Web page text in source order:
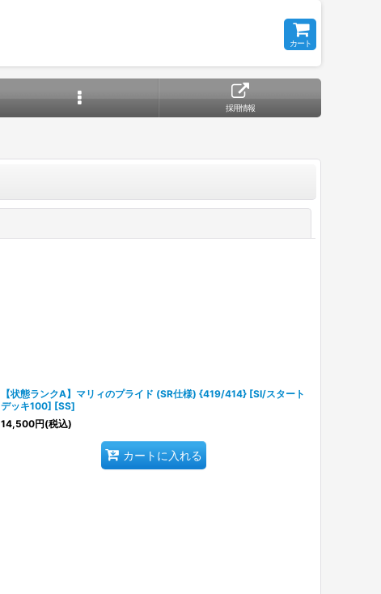
カート
採用情報
【状態ランクA】マリィのプライド (SR仕様) {419/414} [SI/スタート
デッキ100] [SS]
14,500円(税込)
カートに入れる